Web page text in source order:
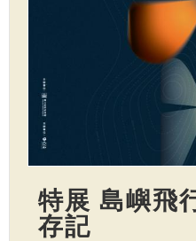
特展 島嶼飛
存記